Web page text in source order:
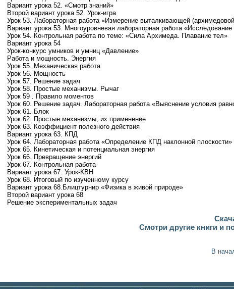
Вариант урока 52. «Смотр знаний»
Второй вариант урока 52. Урок-игра
Урок 53. Лабораторная работа «Измерение выталкивающей
Вариант урока 53. Многоуровневая лабораторная работа
Урок 54. Контрольная работа по теме: «Сила Архимеда. Плавание тел»
Вариант урока 54
Урок-конкурс умников и умниц «Давление»
Работа и мощность. Энергия
Урок 55. Механическая работа
Урок 56. Мощность
Урок 57. Решение задач
Урок 58. Простые механизмы. Рычаг
Урок 59 . Правило моментов
Урок 60. Решение задач. Лабораторная работа «Выяснение условия
Урок 61. Блок
Урок 62. Простые механизмы, их применение
Урок 63. Коэффициент полезного действия
Вариант урока 63. КПД
Урок 64. Лабораторная работа «Определение КПД наклонной плоскости»
Урок 65. Кинетическая и потенциальная энергия
Урок 66. Превращение энергий
Урок 67. Контрольная работа
Вариант урока 67. Урок-КВН
Урок 68. Итоговый по изученному курсу
Вариант урока 68.Блицтурнир «Физика в живой природе»
Второй вариант урока 68
Решение экспериментальных задач
Смотри другие книги и
В